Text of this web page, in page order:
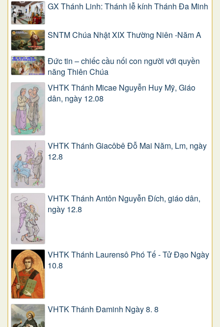
GX Thánh Linh: Thánh lễ kính Thánh Đa Minh
SNTM Chúa Nhật XIX Thường Niên -Năm A
Đức tin – chiếc cầu nối con người với quyền
năng Thiên Chúa
VHTK Thánh Micae Nguyễn Huy Mỹ, Giáo
dân, ngày 12.08
VHTK Thánh Giacôbê Ðỗ Mai Năm, Lm, ngày
12.8
VHTK Thánh Antôn Nguyễn Ðích, giáo dân,
ngày 12.8
VHTK Thánh Laurensô Phó Tế - Tử Đạo Ngày
10.8
VHTK Thánh Đaminh Ngày 8. 8